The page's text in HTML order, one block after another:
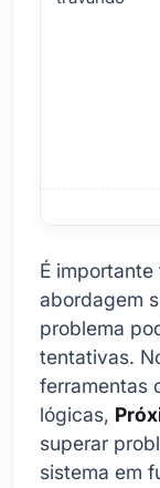
É
abordagem
problema
tentativas.
ferramentas
lógicas,
superar
sistema em